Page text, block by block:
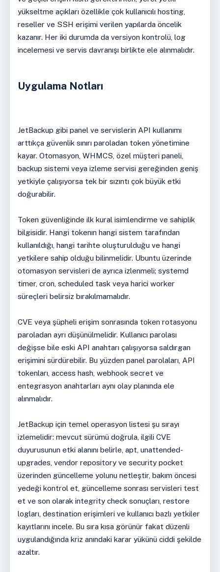
yükseltme açıkları özellikle çok kullanıcılı hosting,
reseller ve SSH erişimi verilen yapılarda öncelik
kazanır. Her iki durumda da versiyon kontrolü, log
incelemesi ve servis davranışı birlikte ele alınmalıdır.
Uygulama Notları
JetBackup gibi panel ve servislerin API kullanımı
arttıkça güvenlik sınırı paroladan token yönetimine
kayar. Otomasyon, WHMCS, özel müşteri paneli,
backup sistemi veya izleme servisi gereğinden geniş
yetkiyle çalışıyorsa tek bir sızıntı çok büyük etki
doğurabilir.
Token güvenliğinde ilk kural isimlendirme ve sahiplik
bilgisidir. Hangi tokenın hangi sistem tarafından
kullanıldığı, hangi tarihte oluşturulduğu ve hangi
yetkilere sahip olduğu bilinmelidir. Ubuntu üzerinde
otomasyon servisleri de ayrıca izlenmeli; systemd
timer, cron, scheduled task veya harici worker
süreçleri belirsiz bırakılmamalıdır.
CVE veya şüpheli erişim sonrasında token rotasyonu
paroladan ayrı düşünülmelidir. Kullanıcı parolası
değişse bile eski API anahtarı çalışıyorsa saldırgan
erişimini sürdürebilir. Bu yüzden panel parolaları, API
tokenları, access hash, webhook secret ve
entegrasyon anahtarları aynı olay planında ele
alınmalıdır.
JetBackup için temel operasyon listesi şu sırayı
izlemelidir: mevcut sürümü doğrula, ilgili CVE
duyurusunun etki alanını belirle, apt, unattended-
upgrades, vendor repository ve security pocket
üzerinden güncelleme yolunu netleştir, bakım öncesi
yedeği kontrol et, güncelleme sonrası servisleri test
et ve son olarak integrity check sonuçları, restore
logları, destination erişimleri ve kullanıcı bazlı yetkiler
kayıtlarını incele. Bu sıra kısa görünür fakat düzenli
uygulandığında kriz anındaki karar yükünü ciddi şekilde
azaltır.